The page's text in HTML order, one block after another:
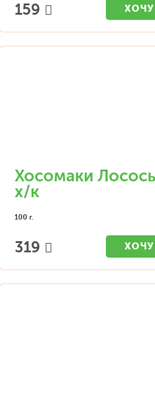
159 ХОЧУ
Хосомаки Лосось
х/к
100 г.
319 ХОЧУ